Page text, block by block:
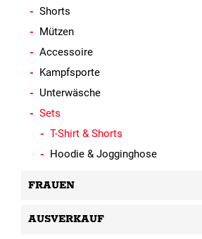
Shorts
Mützen
Accessoire
Kampfsporte
Unterwäsche
Sets
T-Shirt & Shorts
Hoodie & Jogginghose
FRAUEN
AUSVERKAUF